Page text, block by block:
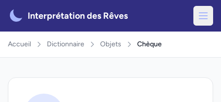
Interprétation des Rêves
Accueil Dictionnaire Objets Chèque